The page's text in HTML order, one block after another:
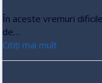
În aceste vremuri
de…
Citiți mai mult